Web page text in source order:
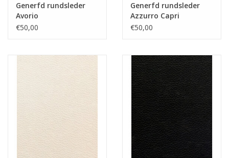
Generfd rundsleder
Avorio
€50,00
Generfd rundsleder
Azzurro Capri
€50,00